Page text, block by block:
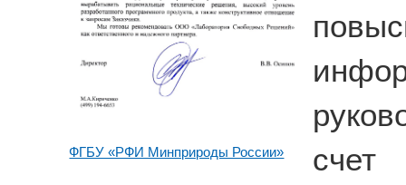
ФГБУ «РФИ Минприроды России»
счет